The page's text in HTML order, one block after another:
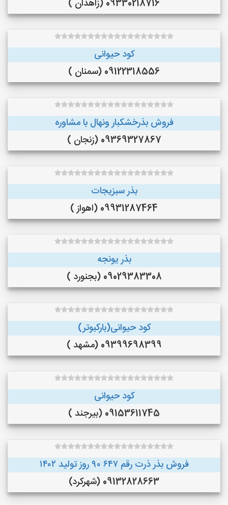
09330218716 (زاهدان )
کود حیوانی
09122318556 (سمنان )
فروش بذرخشکبار ونهال با مشاوره
09369327867 (زنجان )
بذر سبزیجات
09931287464 (اهواز )
بذر یونجه
09029383308 (بجنورد )
کود حیوانی(بارکبوتر)
09399698399 (مشهد )
کود حیوانی
09153611745 (بیرجند )
فروش بذر ذرت رقم ۶۴۷ ۹۰ روز تولید ۱۴۰۲
09132828663 (شهرکرد)